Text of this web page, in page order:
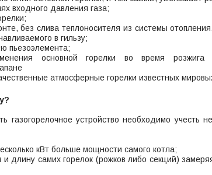
входного давления газа;
без слива теплоносителя из системы
в гильзу;
пьезоэлемента;
основной горелки во время розжига
атмосферные горелки известных
газогорелочное устройство необходимо учесть
кВт больше мощности самого котла;
длину самих горелок (рожков либо секций)